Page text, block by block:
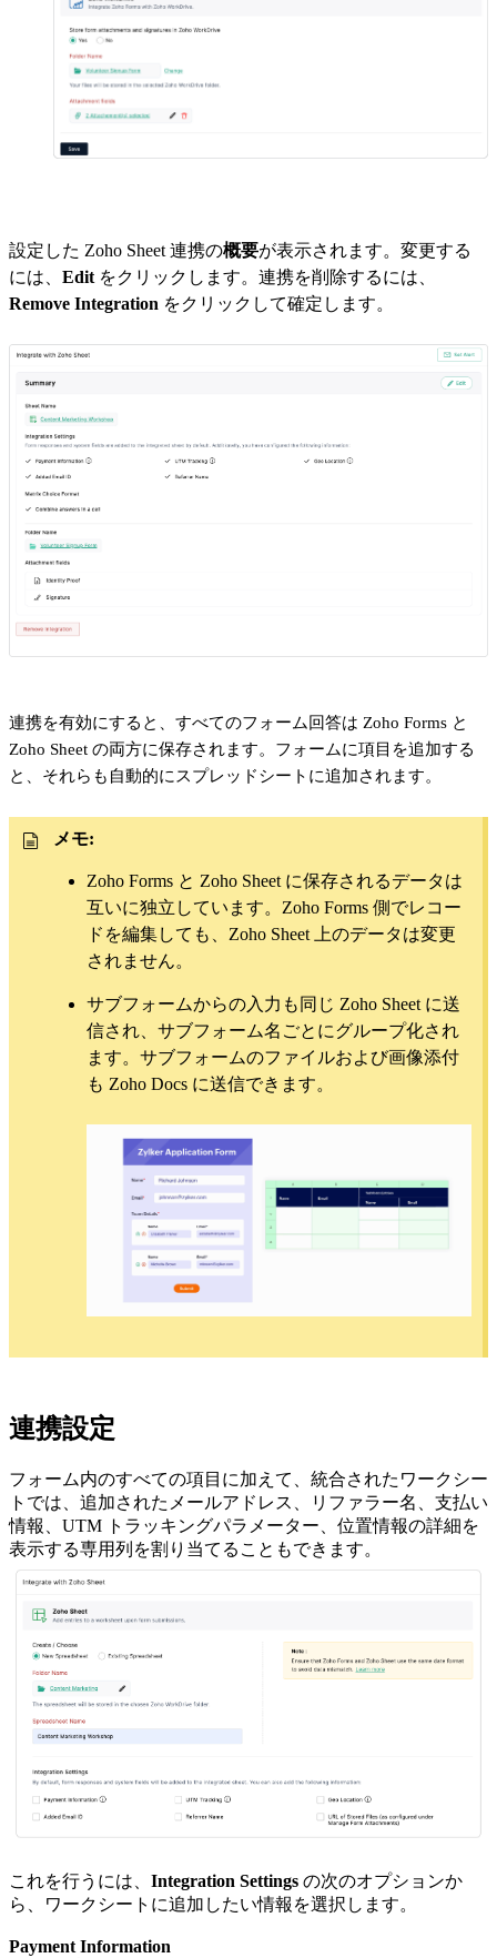
設定した Zoho Sheet 連携の概要が表示されます。変更する
には、 Edit をクリックします。連携を削除するには、
Remove Integration をクリックして確定します。
連携を有効にすると、すべてのフォーム回答は Zoho Forms と
Zoho Sheet の両方に保存されます。フォームに項目を追加する
と、それらも自動的にスプレッドシートに追加されます。
メモ:
Zoho Forms と Zoho Sheet に保存されるデータは
互いに独立しています。Zoho Forms 側でレコー
ドを編集しても、Zoho Sheet 上のデータは変更
されません。
サブフォームからの入力も同じ Zoho Sheet に送
信され、サブフォーム名ごとにグループ化され
ます。サブフォームのファイルおよび画像添付
も Zoho Docs に送信できます。
連携設定
フォーム内のすべての項目に加えて、統合されたワークシー
トでは、追加されたメールアドレス、リファラー名、支払い
情報、UTM トラッキングパラメーター、位置情報の詳細を
表示する専用列を割り当てることもできます。
これを行うには、 Integration Settings の次のオプションか
ら、ワークシートに追加したい情報を選択します。
Payment Information